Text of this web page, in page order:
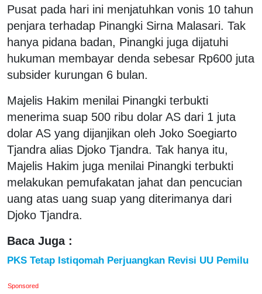
Pusat pada hari ini menjatuhkan vonis 10 tahun
penjara terhadap Pinangki Sirna Malasari. Tak
hanya pidana badan, Pinangki juga dijatuhi
hukuman membayar denda sebesar Rp600 juta
subsider kurungan 6 bulan.
Majelis Hakim menilai Pinangki terbukti
menerima suap 500 ribu dolar AS dari 1 juta
dolar AS yang dijanjikan oleh Joko Soegiarto
Tjandra alias Djoko Tjandra. Tak hanya itu,
Majelis Hakim juga menilai Pinangki terbukti
melakukan pemufakatan jahat dan pencucian
uang atas uang suap yang diterimanya dari
Djoko Tjandra.
Baca Juga :
PKS Tetap Istiqomah Perjuangkan Revisi UU Pemilu
Sponsored